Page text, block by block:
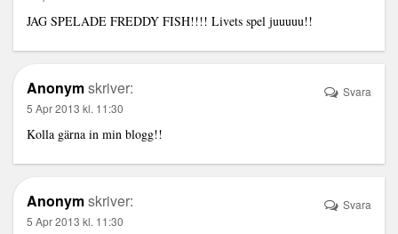
JAG SPELADE FREDDY FISH!!!! Livets spel juuuuu!!
Anonymskriver:
5 Apr 2013 kl. 11:30
Kolla gärna in min blogg!!
Svara
Anonymskriver:
5 Apr 2013 kl. 11:30
Svara